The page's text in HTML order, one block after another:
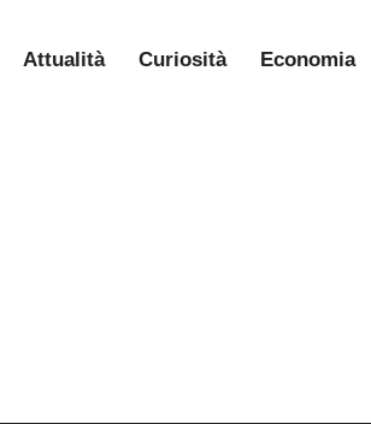
Attualità Curiosità Economia